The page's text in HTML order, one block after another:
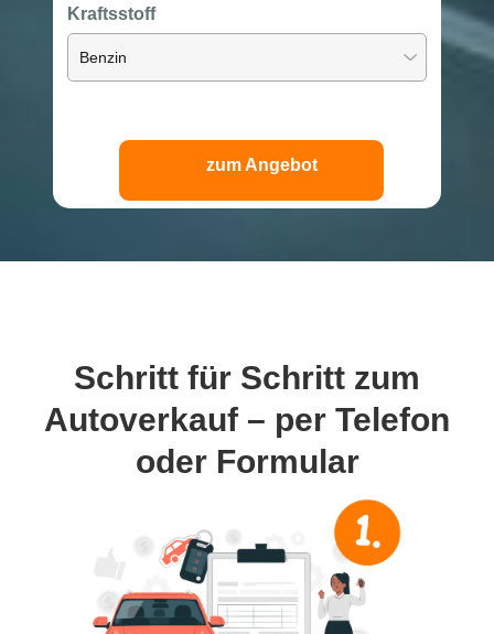
Kraftsstoff
zum Angebot
Schritt für Schritt zum
Autoverkauf – per Telefon
oder Formular